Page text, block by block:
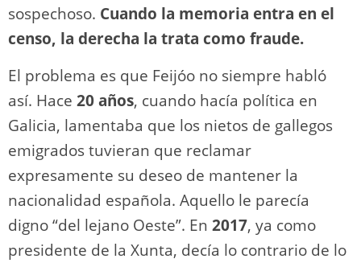
sospechoso. Cuando la memoria entra en el
censo, la derecha la trata como fraude.
El problema es que Feijóo no siempre habló
así. Hace 20 años, cuando hacía política en
Galicia, lamentaba que los nietos de gallegos
emigrados tuvieran que reclamar
expresamente su deseo de mantener la
nacionalidad española. Aquello le parecía
digno “del lejano Oeste”. En 2017, ya como
presidente de la Xunta, decía lo contrario de lo